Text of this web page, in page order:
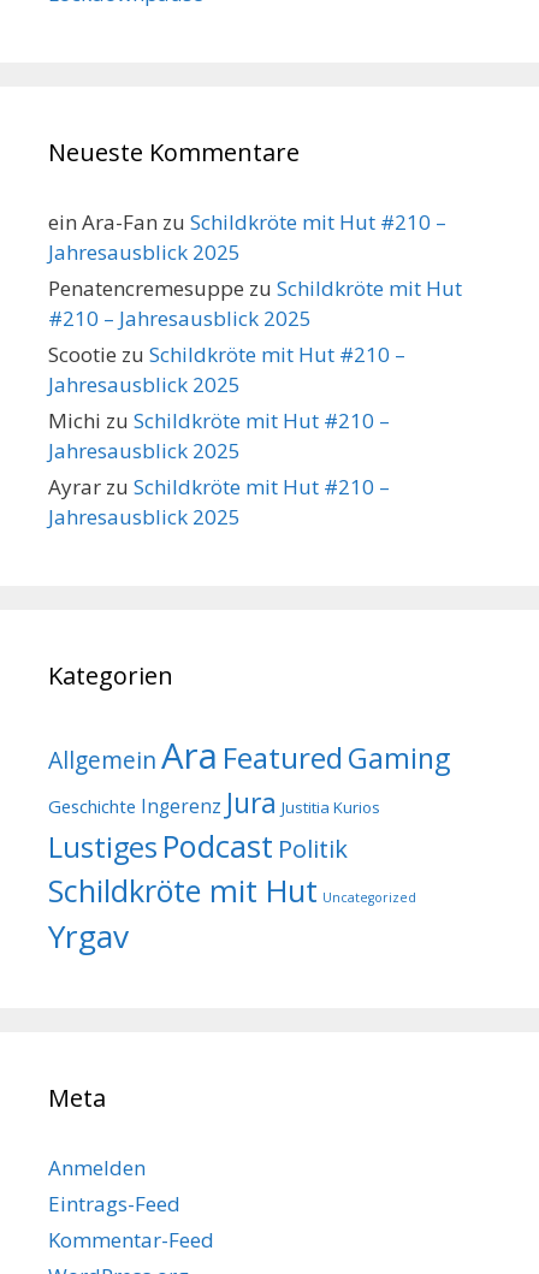
Neueste Kommentare
ein Ara-Fan zu Schildkröte mit Hut #210 –
Jahresausblick 2025
Penatencremesuppe zu Schildkröte mit Hut
#210 – Jahresausblick 2025
Scootie zu Schildkröte mit Hut #210 –
Jahresausblick 2025
Michi zu Schildkröte mit Hut #210 –
Jahresausblick 2025
Ayrar zu Schildkröte mit Hut #210 –
Jahresausblick 2025
Kategorien
AllgemeinAra Featured Gaming
Geschichte Ingerenz Jura Justitia Kurios
Lustiges Podcast Politik
Schildkröte mit Hut Uncategorized
Yrgav
Meta
Anmelden
Eintrags-Feed
Kommentar-Feed